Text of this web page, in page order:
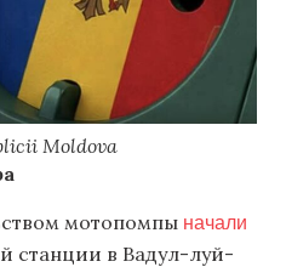
Moldova
мотопомпы начали
станции в Вадул-луй-